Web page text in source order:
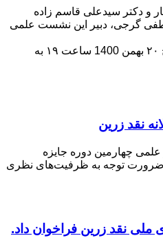
و دکتر سیدعلی قاسم زاده
گرجی، دبیر این نشست علمی
این نشست روز چهارشنبه مورخ ۲۰ بهمن 1400 ساعت ۱۹ به
نقد زرین
علمی چهارمین دوره جایزه
بر ضرورت توجه به ظرفیت‌های نظری
ملی نقد زرین فراخوان داد.